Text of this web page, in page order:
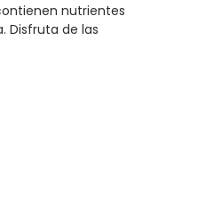
nutrientes
Disfruta de las